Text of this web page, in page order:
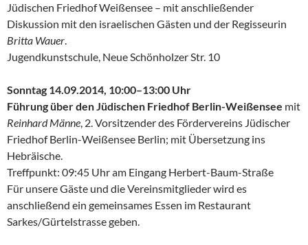
Jüdischen Friedhof Weißensee – mit anschließender
Diskussion mit den israelischen Gästen und der Regisseurin
Britta Wauer.
Jugendkunstschule, Neue Schönholzer Str. 10
Sonntag 14.09.2014, 10:00–13:00 Uhr
Führung über den Jüdischen Friedhof Berlin-Weißensee mit
Reinhard Männe, 2. Vorsitzender des Fördervereins Jüdischer
Friedhof Berlin-Weißensee Berlin; mit Übersetzung ins
Hebräische.
Treffpunkt: 09:45 Uhr am Eingang Herbert-Baum-Straße
Für unsere Gäste und die Vereinsmitglieder wird es
anschließend ein gemeinsames Essen im Restaurant
Sarkes/Gürtelstrasse geben.